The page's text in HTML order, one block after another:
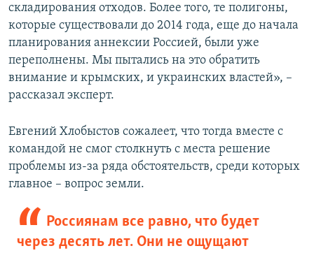
складирования отходов. Более того, те полигоны,
которые существовали до 2014 года, еще до начала
планирования аннексии Россией, были уже
переполнены. Мы пытались на это обратить
внимание и крымских, и украинских властей», –
рассказал эксперт.
Евгений Хлобыстов сожалеет, что тогда вместе с
командой не смог столкнуть с места решение
проблемы из-за ряда обстоятельств, среди которых
главное – вопрос земли.
Россиянам все равно, что будет
через десять лет. Они не ощущают